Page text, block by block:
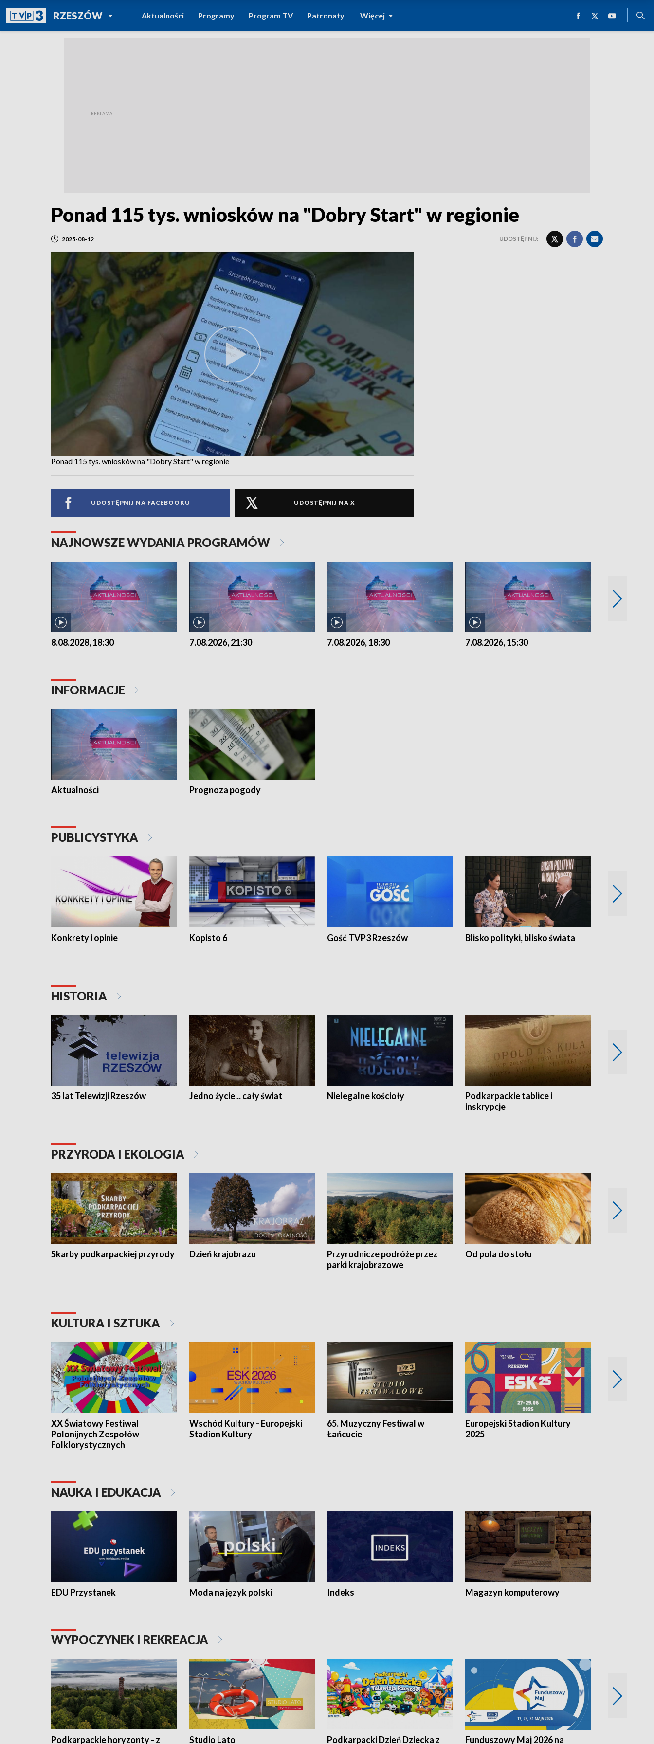
RZESZÓWPOWRÓT DO
TVP REGIONY
Aktualności Programy Program TV Patronaty Więcej
Ponad 115 tys. wniosków na "Dobry Start" w regionie
2025-08-12 UDOSTĘPNIJ:
Ponad 115 tys. wniosków na "Dobry Start" w regionie
UDOSTĘPNIJ NA FACEBOOKU UDOSTĘPNIJ NA X
NAJNOWSZE WYDANIA PROGRAMÓW
8.08.2028, 18:30 7.08.2026, 21:30 7.08.2026, 18:30 7.08.2026, 15:30
INFORMACJE
Aktualności Prognoza pogody
PUBLICYSTYKA
Konkrety i opinie Kopisto 6 Gość TVP3 Rzeszów Blisko polityki, blisko świata
HISTORIA
35 lat Telewizji Rzeszów Jedno życie... cały świat Nielegalne kościoły
Podkarpackie tablice i
inskrypcje
PRZYRODA I EKOLOGIA
Skarby podkarpackiej przyrody Dzień krajobrazu
Przyrodnicze podróże przez
parki krajobrazowe
Od pola do stołu
KULTURA I SZTUKA
XX Światowy Festiwal
Polonijnych Zespołów
Folklorystycznych
Wschód Kultury - Europejski
Stadion Kultury
65. Muzyczny Festiwal w
Łańcucie
Europejski Stadion Kultury
2025
NAUKA I EDUKACJA
EDU Przystanek Moda na język polski Indeks Magazyn komputerowy
WYPOCZYNEK I REKREACJA
Podkarpackie horyzonty - z Studio Lato Podkarpacki Dzień Dziecka z Funduszowy Maj 2026 na